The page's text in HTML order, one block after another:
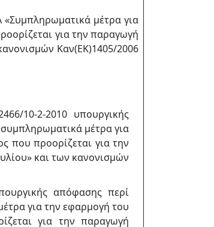
«Συμπληρωματικά μέτρα για
για την παραγωγή
Καν(ΕΚ)1405/2006
10-2-2010 υπουργικής
μέτρα για
που προορίζεται για την
και των κανονισμών
απόφασης περί
για την εφαρμογή του
για την παραγωγή